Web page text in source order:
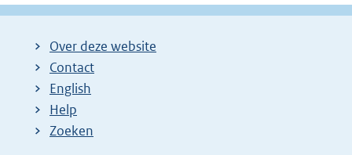
g
g
l
Over deze website
Contact
English
Help
Zoeken